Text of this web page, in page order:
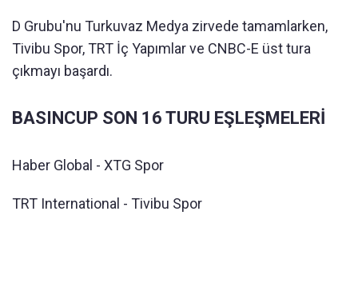
D Grubu'nu Turkuvaz Medya zirvede tamamlarken,
Tivibu Spor, TRT İç Yapımlar ve CNBC-E üst tura
çıkmayı başardı.
BASINCUP SON 16 TURU EŞLEŞMELERİ
Haber Global - XTG Spor
TRT International - Tivibu Spor